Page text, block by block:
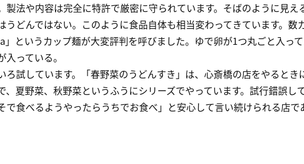
製法や内容は完全に特許で厳密に守られています。そばのように見え
うどんではない。このように食品自体も相当変わってきています。数
」というカップ麺が大変評判を呼びました。ゆで卵が1つ丸ごと入っ
っている。
ろ試しています。「春野菜のうどんすき」は、心斎橋の店をやるとき
、夏野菜、秋野菜というふうにシリーズでやっています。試行錯誤し
で食べるようやったらうちでお食べ」と安心して言い続けられる店